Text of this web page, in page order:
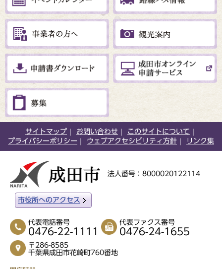
サイトマップ お問い合わせ
このサイトについて
プライバシーポリシー
ウェブアクセシビリティ方針 リンク集
法人番号：8000020122114
市役所へのアクセス
代表電話番号
0476-22-1111
代表ファクス番号
0476-24-1655
〒286-8585
千葉県成田市花崎町760番地